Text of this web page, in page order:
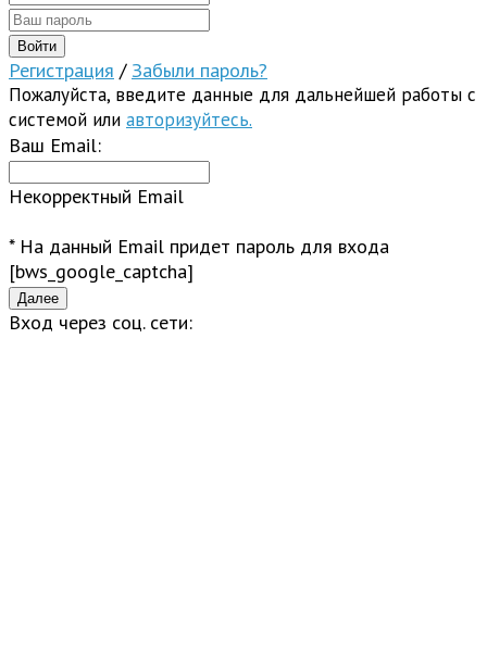
Регистрация / Забыли пароль?
Пожалуйста, введите данные для дальнейшей работы с
системой или авторизуйтесь.
Ваш Email:
Некорректный Email
* На данный Email придет пароль для входа
[bws_google_captcha]
Вход через соц. сети: